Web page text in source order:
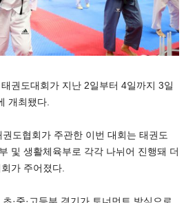
권도대회가 지난 2일부터 4일까지 3일
개최됐다.
도협회가 주관한 이번 대회는 태권도
및 생활체육부로 각각 나뉘어 진행돼 더
가 주어졌다.